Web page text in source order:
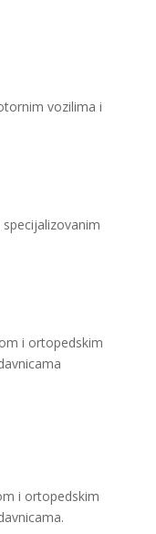
vozilima i
i ortopedskim
i ortopedskim